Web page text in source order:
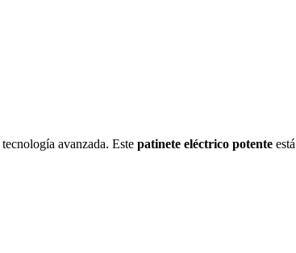
avanzada. Este patinete eléctrico potente